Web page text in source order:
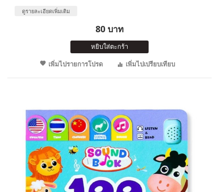
ดูรายละเอียดเพิ่มเติม
80 บาท
หยิบใส่ตะกร้า
เพิ่มไปรายการโปรด
เพิ่มไปเปรียบเทียบ